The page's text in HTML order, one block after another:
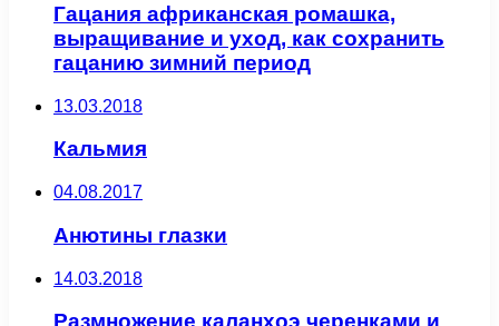
Гацания африканская ромашка,
выращивание и уход, как сохранить
гацанию зимний период
13.03.2018
Кальмия
04.08.2017
Анютины глазки
14.03.2018
Размножение каланхоэ черенками и